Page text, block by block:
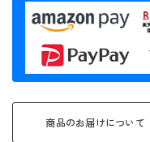
商品のお届けについて